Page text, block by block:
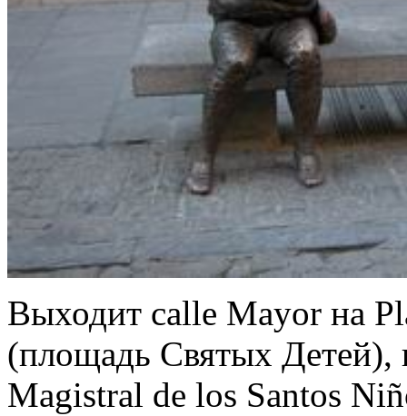
Выходит calle Mayor на
(площадь Святых Детей),
Magistral de los Santos